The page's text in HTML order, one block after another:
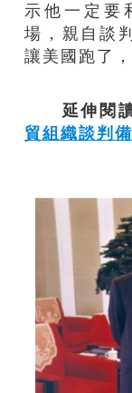
示他一定要
場，親自談
讓美國跑了
延伸閱
貿組織談判